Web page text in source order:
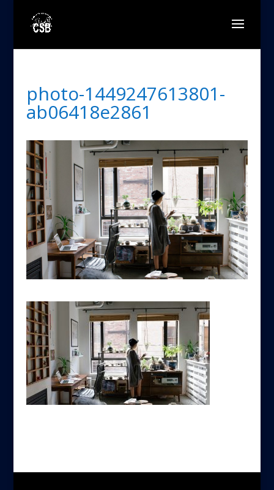
photo-1449247613801-
ab06418e2861